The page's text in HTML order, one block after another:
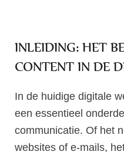
INLEIDING: HET
CONTENT IN DE
In de huidige digitale
een essentieel
communicatie. Of het
websites of e-mails,